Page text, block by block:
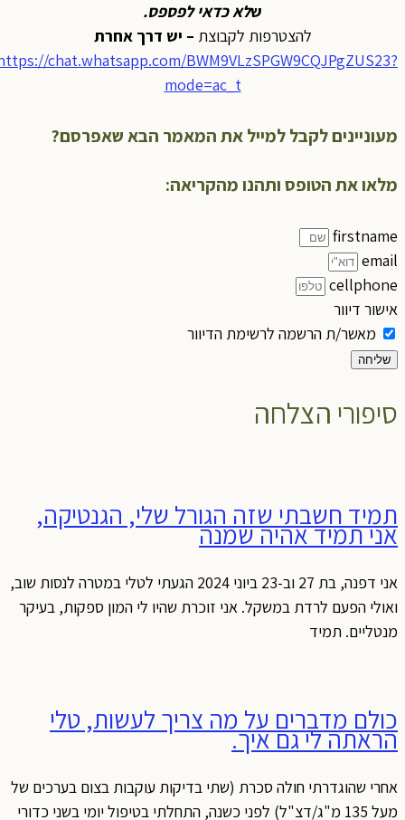
שלא כדאי לפספס.
להצטרפות לקבוצת– יש דרך אחרת
https://chat.whatsapp.com/BWM9VLzSPGW9CQJPgZUS23?
mode=ac_t
מעוניינים לקבל למייל את המאמר הבא שאפרסם?
מלאו את הטופס ותהנו מהקריאה:
firstname
email
cellphone
אישור דיוור
מאשר/ת הרשמה לרשימת הדיוור
שליחה
סיפורי הצלחה
תמיד חשבתי שזה הגורל שלי, הגנטיקה,
אני תמיד אהיה שמנה
אני דפנה, בת 27 וב-23 ביוני 2024 הגעתי לטלי במטרה לנסות שוב,
ואולי הפעם לרדת במשקל. אני זוכרת שהיו לי המון ספקות, בעיקר
מנטליים. תמיד
כולם מדברים על מה צריך לעשות, טלי
הראתה לי גם איך.
אחרי שהוגדרתי חולה סכרת (שתי בדיקות עוקבות בצום בערכים של
מעל 135 מ"ג/דצ"ל) לפני כשנה, התחלתי בטיפול יומי בשני כדורי